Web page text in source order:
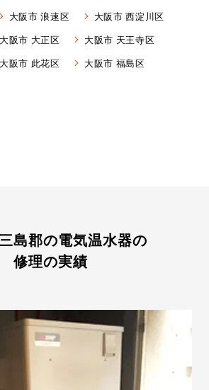
大阪市 浪速区
大阪市 西淀川区
大阪市 大正区
大阪市 天王寺区
大阪市 此花区
大阪市 福島区
島郡の電気温水器の
修理の実績